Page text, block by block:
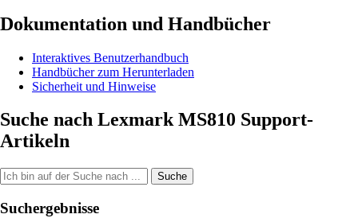
Dokumentation und Handbücher
Interaktives Benutzerhandbuch
Handbücher zum Herunterladen
Sicherheit und Hinweise
Suche nach Lexmark MS810 Support-
Artikeln
Suche
Suchergebnisse